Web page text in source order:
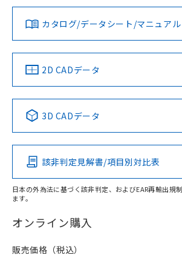
ダウンロードデータをご利用いただく前
みください。
ソフトウェアの使用条件
対応済み
中国 RoHS 注意事項・凡例
Pb Hg Cd
O
在庫等で未対応品が混在する可能性があ
問い合わせください。
カタログ/データシート/マニュアル
2D CADデータ
3D CADデータ
該非判定見解書/項目別対比表
日本の外為法に基づく該非判定、およびEAR再輸出規
ます。
オンライン購入
販売価格（税込）